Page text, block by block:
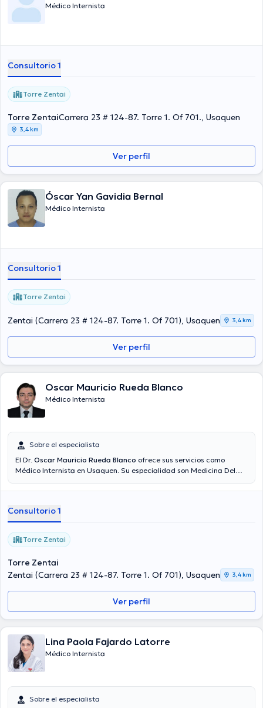
Médico Internista
Consultorio 1
Torre Zentai
Torre ZentaiCarrera 23 # 124-87. Torre 1. Of 701., Usaquen
3,4 km
Ver perfil
Óscar Yan Gavidia Bernal
Médico Internista
Consultorio 1
Torre Zentai
Zentai (Carrera 23 # 124-87. Torre 1. Of 701), Usaquen 3,4 km
Ver perfil
Oscar Mauricio Rueda Blanco
Médico Internista
Sobre el especialista
El Dr. Oscar Mauricio Rueda Blanco ofrece sus servicios como
Médico Internista en Usaquen. Su especialidad son Medicina Del
Mauricio Rueda Blanco es de $150000.
Consultorio 1
Torre Zentai
Torre Zentai
Zentai (Carrera 23 # 124-87. Torre 1. Of 701), Usaquen
3,4 km
Ver perfil
Lina Paola Fajardo Latorre
Médico Internista
Sobre el especialista